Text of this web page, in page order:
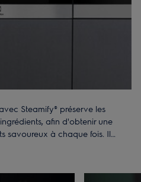
Steamify® préserve les
afin d'obtenir une
savoureux à chaque fois. Il